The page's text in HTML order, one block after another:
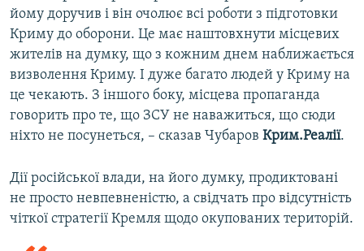
йому доручив і він очолює всі роботи з підготовки
Криму до оборони. Це має наштовхнути місцевих
жителів на думку, що з кожним днем наближається
визволення Криму. І дуже багато людей у Криму на
це чекають. З іншого боку, місцева пропаганда
говорить про те, що ЗСУ не наважиться, що сюди
ніхто не посунеться, – сказав Чубаров Крим.Реалії.
Дії російської влади, на його думку, продиктовані
не просто невпевненістю, а свідчать про відсутність
чіткої стратегії Кремля щодо окупованих територій.